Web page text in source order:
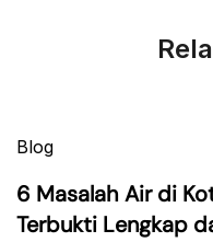
Blog
6 Masalah Air di
Terbukti Lengkap